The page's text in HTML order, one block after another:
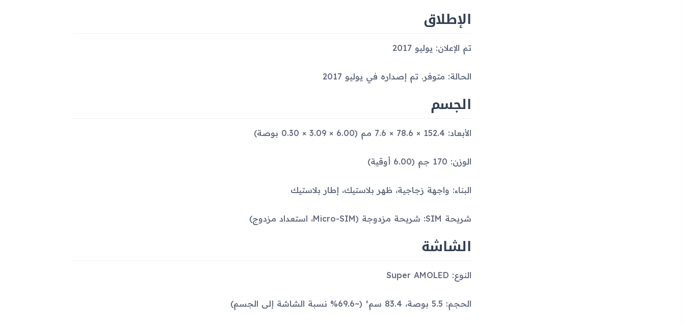
الإطلاق
تم الإعلان: يوليو 2017
الحالة: متوفر. تم إصداره في يوليو 2017
الجسم
الأبعاد: 152.4 × 78.6 × 7.6 مم (6.00 × 3.09 × 0.30 بوصة)
الوزن: 170 جم (6.00 أوقية)
البناء: واجهة زجاجية، ظهر بلاستيك، إطار بلاستيك
شريحة SIM: شريحة مزدوجة (Micro-SIM، استعداد مزدوج)
الشاشة
النوع: Super AMOLED
الحجم: 5.5 بوصة، 83.4 سم² (~69.6% نسبة الشاشة إلى الجسم)